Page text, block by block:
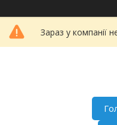
Зараз у компанії